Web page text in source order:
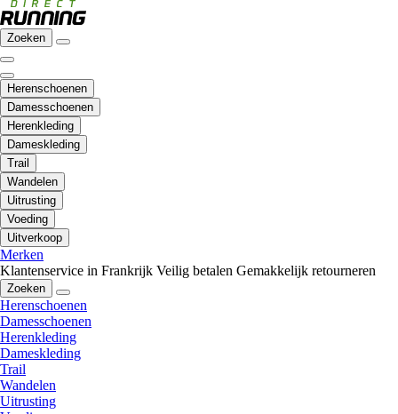
Zoeken
Herenschoenen
Damesschoenen
Herenkleding
Dameskleding
Trail
Wandelen
Uitrusting
Voeding
Uitverkoop
Merken
Klantenservice in Frankrijk Veilig betalen Gemakkelijk retourneren
Zoeken
Herenschoenen
Damesschoenen
Herenkleding
Dameskleding
Trail
Wandelen
Uitrusting